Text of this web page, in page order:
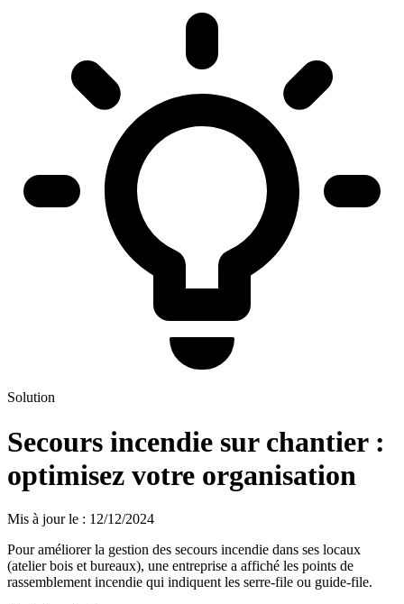
Solution
Secours incendie sur chantier :
optimisez votre organisation
Mis à jour le : 12/12/2024
Pour améliorer la gestion des secours incendie dans ses locaux
(atelier bois et bureaux), une entreprise a affiché les points de
rassemblement incendie qui indiquent les serre-file ou guide-file.